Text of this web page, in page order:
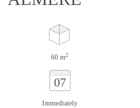
60 m2
07
Immediately